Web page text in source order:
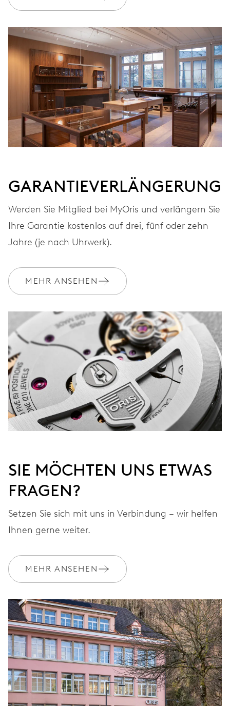
GARANTIE 2 Jahre
Werden Sie Mitglied bei MyOris und verlängern Sie Ihre Garantie
kostenlos auf 3 Jahre
MYORIS
GARANTIEVERLÄNGERUNG
Werden Sie Mitglied bei MyOris und verlängern Sie
Ihre Garantie kostenlos auf drei, fünf oder zehn
Jahre (je nach Uhrwerk).
MEHR ANSEHEN
SIE MÖCHTEN UNS ETWAS
FRAGEN?
Setzen Sie sich mit uns in Verbindung – wir helfen
Ihnen gerne weiter.
MEHR ANSEHEN